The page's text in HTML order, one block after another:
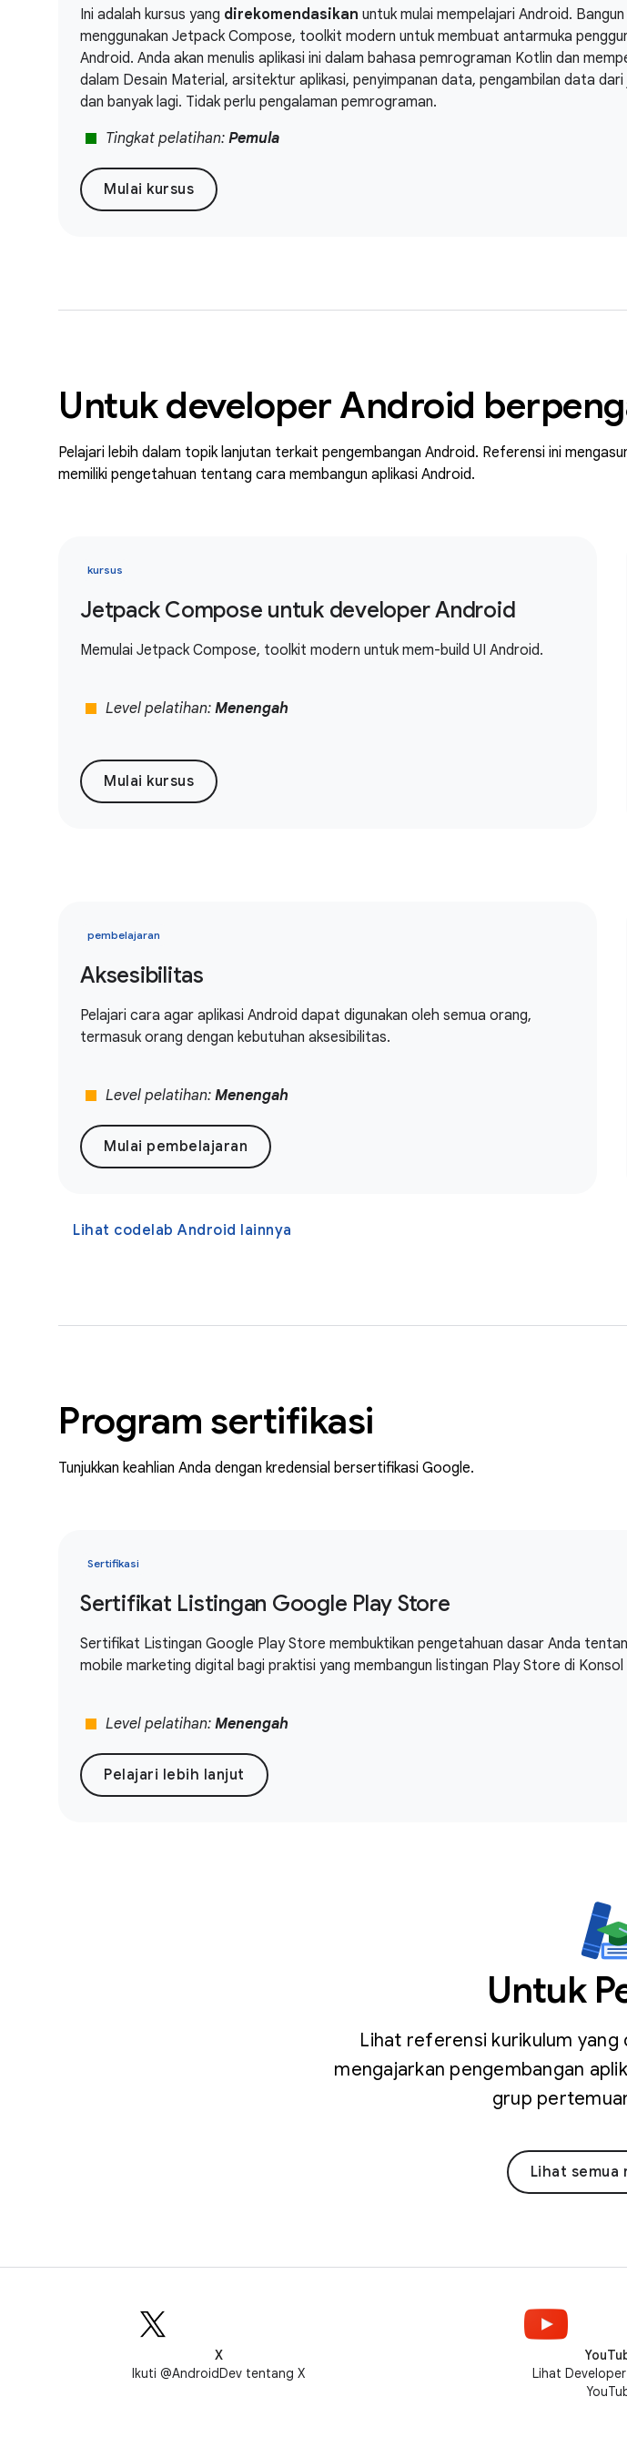
Ini adalah kursus yang direkomendasikan untuk mulai mempelajari Android.
menggunakan Jetpack Compose, toolkit modern untuk membuat antarmuka
Android. Anda akan menulis aplikasi ini dalam bahasa pemrograman Kotlin dan
dalam Desain Material, arsitektur aplikasi, penyimpanan data, pengambilan data dari
dan banyak lagi. Tidak perlu pengalaman pemrograman.
stop Tingkat pelatihan: Pemula
Mulai kursus
Untuk developer Android
Pelajari lebih dalam topik lanjutan terkait pengembangan Android. Referensi ini
memiliki pengetahuan tentang cara membangun aplikasi Android.
kursus
Jetpack Compose untuk developer Android
Memulai Jetpack Compose, toolkit modern untuk mem-build UI Android.
stop Level pelatihan: Menengah
Mulai kursus
pembelajaran
Aksesibilitas
Pelajari cara agar aplikasi Android dapat digunakan oleh semua orang,
termasuk orang dengan kebutuhan aksesibilitas.
stop Level pelatihan: Menengah
Mulai pembelajaran
Lihat codelab Android lainnya
Program sertifikasi
Tunjukkan keahlian Anda dengan kredensial bersertifikasi Google.
Sertifikasi
Sertifikat Listingan Google Play Store
Sertifikat Listingan Google Play Store membuktikan pengetahuan dasar Anda
mobile marketing digital bagi praktisi yang membangun listingan Play Store di Konsol
stop Level pelatihan: Menengah
Pelajari lebih lanjut
Untuk
Lihat referensi kurikulum yang
mengajarkan pengembangan
grup
Lihat semua
X
Ikuti @AndroidDev tentang X
Lihat